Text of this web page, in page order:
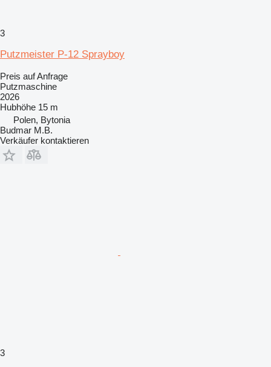
3
Putzmeister P-12 Sprayboy
Preis auf Anfrage
Putzmaschine
2026
Hubhöhe 15 m
Polen, Bytonia
Budmar M.B.
Verkäufer kontaktieren
3